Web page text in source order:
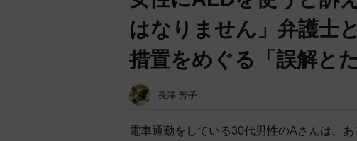
はなりません」弁護士
措置をめぐる「誤解と
長澤 芳子
電車通勤をしている30代男性のAさんは、